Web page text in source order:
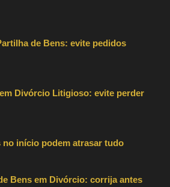
de Bens: evite pedidos
Divórcio Litigioso: evite perder
início podem atrasar tudo
Bens em Divórcio: corrija antes